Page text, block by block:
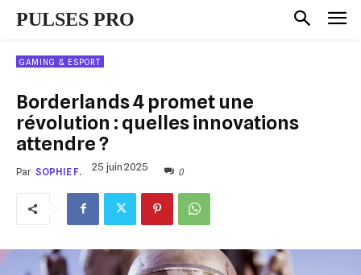
PULSES PRO
GAMING & ESPORT
Borderlands 4 promet une
révolution : quelles innovations
attendre ?
Par SOPHIE F. 25 juin 2025 0